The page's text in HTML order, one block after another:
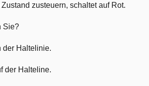
zusteuern, schaltet auf Rot.
Sie?
der Haltelinie.
der Halteline.